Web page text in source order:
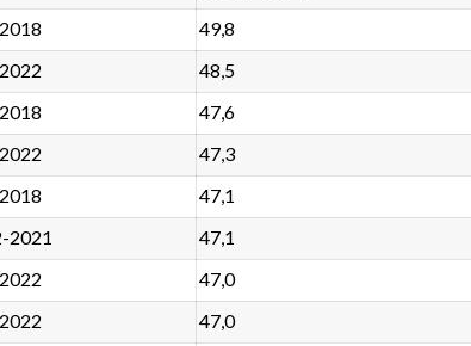
49,8
48,5
47,6
47,3
47,1
2021 47,1
47,0
47,0